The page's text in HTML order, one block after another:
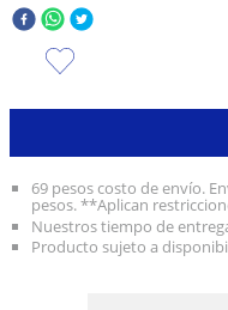
69 pesos costo de envío.
pesos. **Aplican
Nuestros tiempo de
Producto sujeto a